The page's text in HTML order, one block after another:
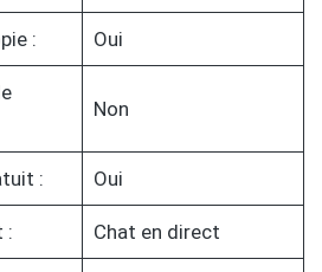
: Oui
Non
: Oui
: Chat en direct